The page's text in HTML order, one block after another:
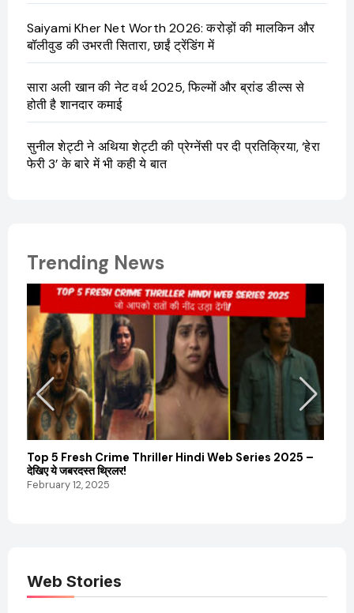
Saiyami Kher Net Worth 2026: करोड़ों की मालकिन और
बॉलीवुड की उभरती सितारा, छाईं ट्रेंडिंग में
सारा अली खान की नेट वर्थ 2025, फिल्मों और ब्रांड डील्स से
होती है शानदार कमाई
सुनील शेट्टी ने अथिया शेट्टी की प्रेग्नेंसी पर दी प्रतिक्रिया, ‘हेरा
फेरी 3’ के बारे में भी कही ये बात
Trending News
Top 5 Fresh Crime Thriller Hindi Web Series 2025 –
देखिए ये जबरदस्त थ्रिलर!
February 12, 2025
Web Stories
Elvish Yadav: एक
आम लड़के से यूट्यूबर
फिल्मों का जादू और उनका